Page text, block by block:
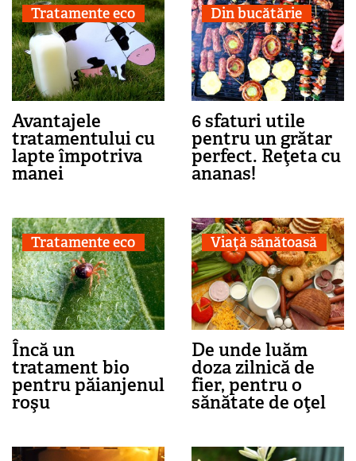
Tratamente eco
Avantajele
tratamentului cu
lapte împotriva
manei
Din bucătărie
6 sfaturi utile
pentru un grătar
perfect. Reţeta cu
ananas!
Tratamente eco
Încă un
tratament bio
pentru păianjenul
roşu
Viaţă sănătoasă
De unde luăm
doza zilnică de
fier, pentru o
sănătate de oţel